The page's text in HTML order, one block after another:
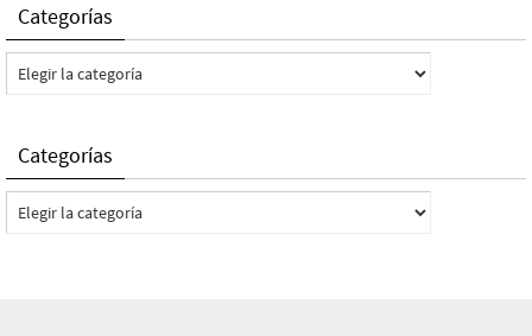
Categorías
Categorías
Categorías
Categorías